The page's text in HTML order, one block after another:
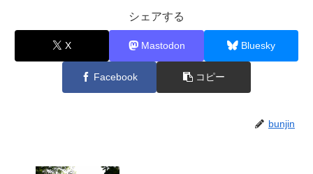
シェアする
X Mastodon Bluesky
Facebook コピー
bunjin